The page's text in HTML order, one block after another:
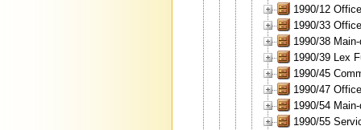
1990/12
1990/33
1990/38
1990/39 Lex
1990/45
1990/47
1990/54
1990/55